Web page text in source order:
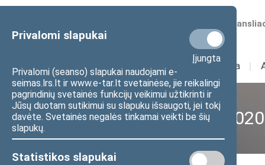
Privalomi slapukai
Įjungta
Privalomi (seanso) slapukai naudojami e-
seimas.lrs.lt ir www.e-tar.lt svetainėse, jie reikalingi
pagrindinių svetainės funkcijų veikimui užtikrinti ir
Jūsų duotam sutikimui su slapuku išsaugoti, jei tokį
davėte. Svetainės negalės tinkamai veikti be šių
slapukų.
Statistikos slapukai
Numatomos
Sudėtis Veikla I
XII Seimas